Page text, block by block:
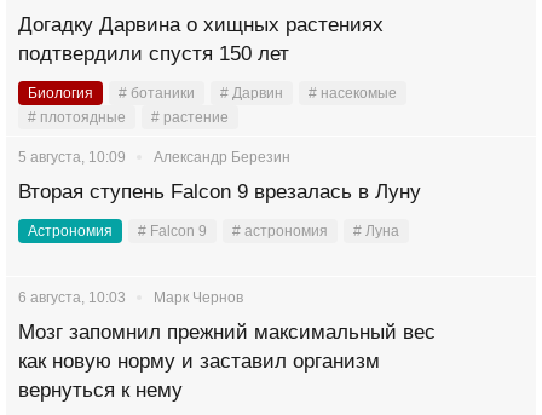
Догадку Дарвина о хищных растениях
подтвердили спустя 150 лет
Биология # ботаники # Дарвин
# насекомые
# плотоядные
# растение
5 августа, 10:09 Александр Березин
Вторая ступень Falcon 9 врезалась в Луну
Астрономия # Falcon 9 # астрономия # Луна
6 августа, 10:03 Марк Чернов
Мозг запомнил прежний максимальный вес
как новую норму и заставил организм
вернуться к нему